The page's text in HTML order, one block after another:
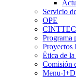
Servicio
OPE
CINTTEC
Programa
Proyectos
Ética de
Comisión
Menu-